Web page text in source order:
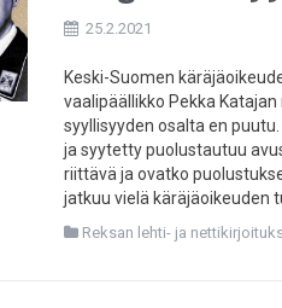
25.2.2021
Keski-Suomen
vaalipäällikko Pekka
syyllisyyden osalta en
ja syytetty puolustautuu
riittävä ja ovatko
jatkuu vielä käräjäoikeuden
Reksan lehti- ja